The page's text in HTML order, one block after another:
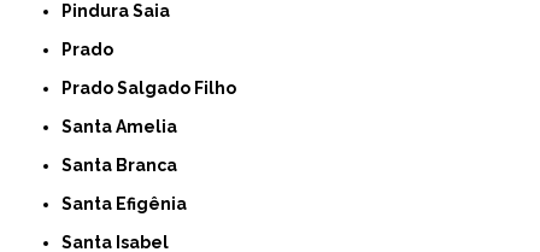
Pindura Saia
Prado
Prado Salgado Filho
Santa Amelia
Santa Branca
Santa Efigênia
Santa Isabel